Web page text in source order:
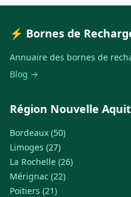
⚡ Bornes de
Annuaire des bornes de
Blog →
Région Nouvelle
Bordeaux (50)
Limoges (27)
La Rochelle (26)
Mérignac (22)
Poitiers (21)